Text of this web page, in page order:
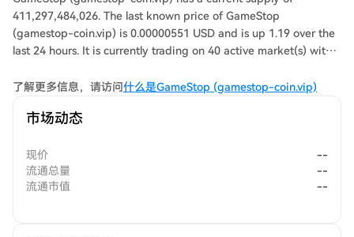
411,297,484,026. The last known price of GameStop
(gamestop-coin.vip) is 0.00000551 USD and is up 1.19 over the
last 24 hours. It is currently trading on 40 active market(s) with
be found at https://gmeethereum.com/.
了解更多信息，请访问什么是GameStop (gamestop-coin.vip)
市场动态
现价
--
流通总量
--
流通市值
--